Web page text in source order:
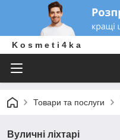
K o s m e t i 4 k a
Товари та послуги
Вуличні ліхтарі